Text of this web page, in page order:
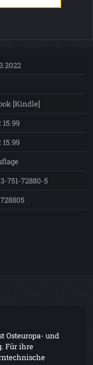
[Kindle]
15.99
15.99
751-72880-5
Osteuropa- und
Für ihre